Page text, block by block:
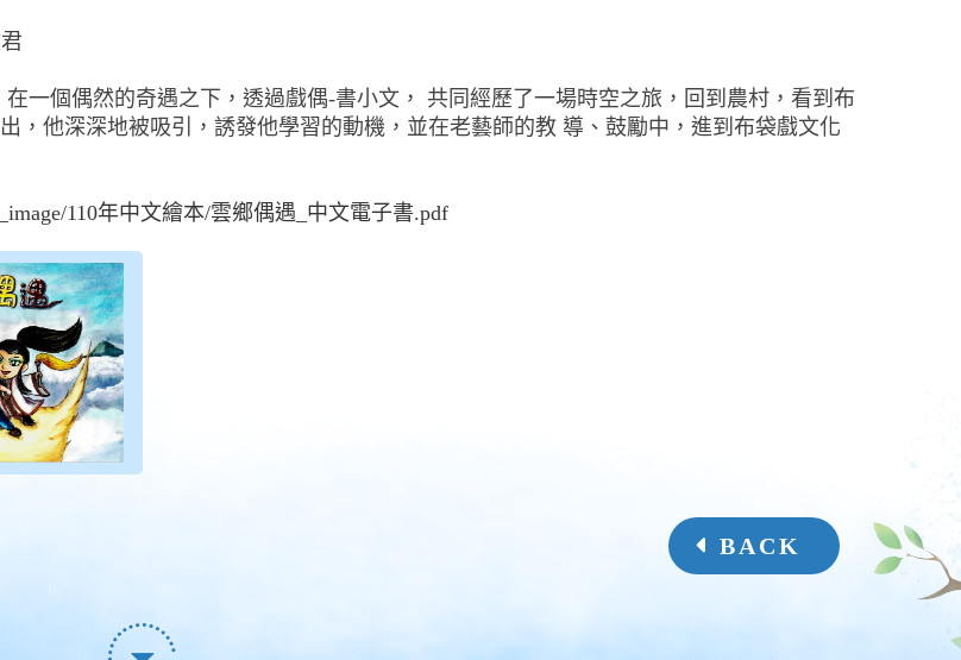
一個偶然的奇遇之下，透過戲偶-書小文， 共同經歷了一場時空之旅，回到農村，看到布
，他深深地被吸引，誘發他學習的動機，並在老藝師的教 導、鼓勵中，進到布袋戲文化
110年中文繪本/雲鄉偶遇_中文電子書.pdf
BACK